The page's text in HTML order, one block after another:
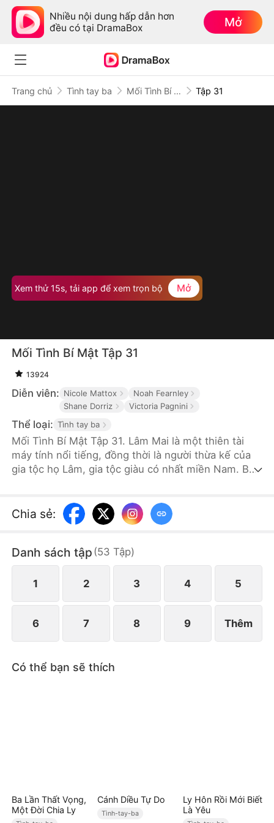
Nhiều nội dung hấp dẫn hơn
đều có tại DramaBox
Mở
Trang chủ Tình tay ba Mối Tình Bí Mật Tập 31
Xem thử 15s, tải app để xem trọn bộ Mở
Mối Tình Bí Mật Tập 31
13924
Diễn viên: Nicole Mattox
Noah Fearnley
Shane Dorriz
Victoria Pagnini
Thể loại: Tình tay ba
Mối Tình Bí Mật Tập 31. Lâm Mai là một thiên tài
máy tính nổi tiếng, đồng thời là người thừa kế của
gia tộc họ Lâm, gia tộc giàu có nhất miền Nam. Ba
lòng yêu anh. Vì muốn tìm kiếm một tình yêu chân
thành, Mai che giấu thân phận thật, nhận làm thư
ba năm trời.
Chia sẻ:
Danh sách tập (53 Tập)
1 2 3 4 5
6 7 8 9 Thêm
Có thể bạn sẽ thích
Ba Lần Thất Vọng,
Một Đời Chia Ly
Cánh Diều Tự Do
Tình-tay-ba
Ly Hôn Rồi Mới Biết
Là Yêu